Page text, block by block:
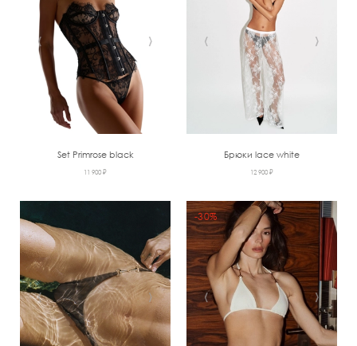
‹ ›
Set Primrose black
11 900 ₽
‹ ›
Брюки lace white
12 900 ₽
‹ › ‹ ›
-30%